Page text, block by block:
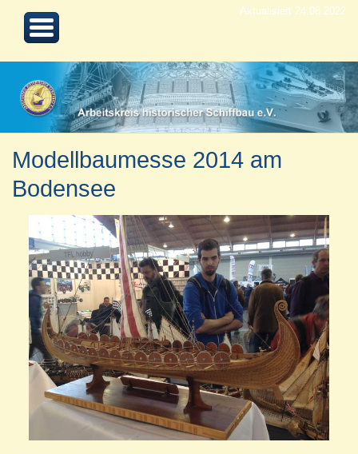
Aktualisiert 24.08.2022
Modellbaumesse 2014 am
Bodensee